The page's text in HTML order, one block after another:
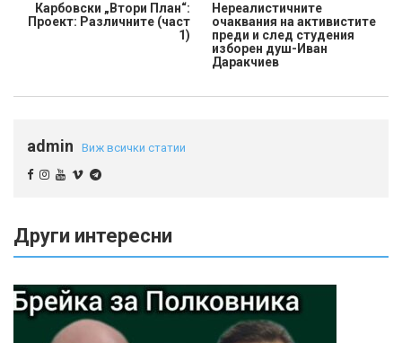
Карбовски „Втори План“:
Проект: Различните (част
1)
Нереалистичните
очаквания на активистите
преди и след студения
изборен душ-Иван
Даракчиев
admin Виж всички статии
Други интересни